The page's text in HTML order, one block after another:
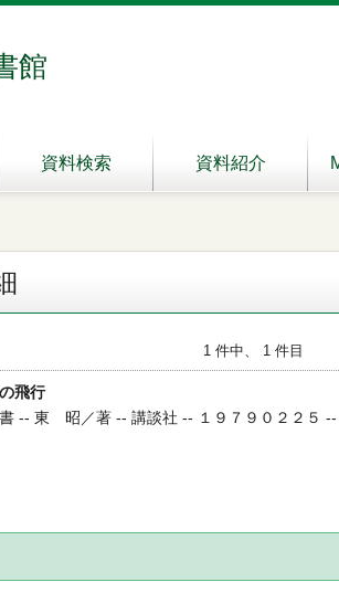
館
資料検索 資料紹介
1 件中、 1 件目
飛行
-- 東 昭／著 -- 講談社 -- １９７９０２２５